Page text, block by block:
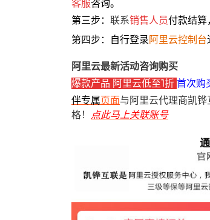
客服咨询。
第三步： 联系销售人员付款结算
第四步：自行登录 阿里云控制台
阿里云最新活动咨询购买
爆款产品 阿里云低至1折 首次购
伴专属页面与阿里云代理商凯
格！ 点此马上关联账号